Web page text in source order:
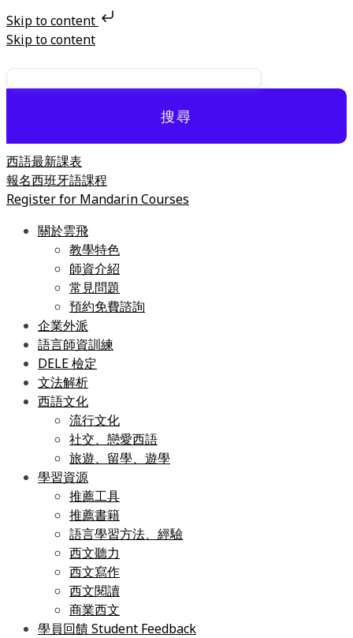
Skip to content
Skip to content
搜尋
西語最新課表
報名西班牙語課程
Register for Mandarin Courses
關於雲飛
教學特色
師資介紹
常見問題
預約免費諮詢
企業外派
語言師資訓練
DELE 檢定
文法解析
西語文化
流行文化
社交、戀愛西語
旅遊、留學、遊學
學習資源
推薦工具
推薦書籍
語言學習方法、經驗
西文聽力
西文寫作
西文閱讀
商業西文
學員回饋 Student Feedback